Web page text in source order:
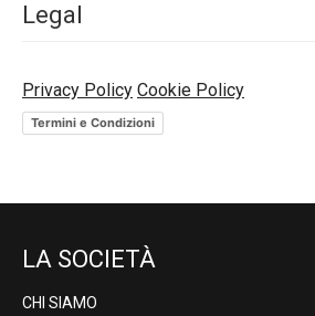
Legal
Privacy Policy Cookie Policy
Termini e Condizioni
LA SOCIETÀ
CHI SIAMO